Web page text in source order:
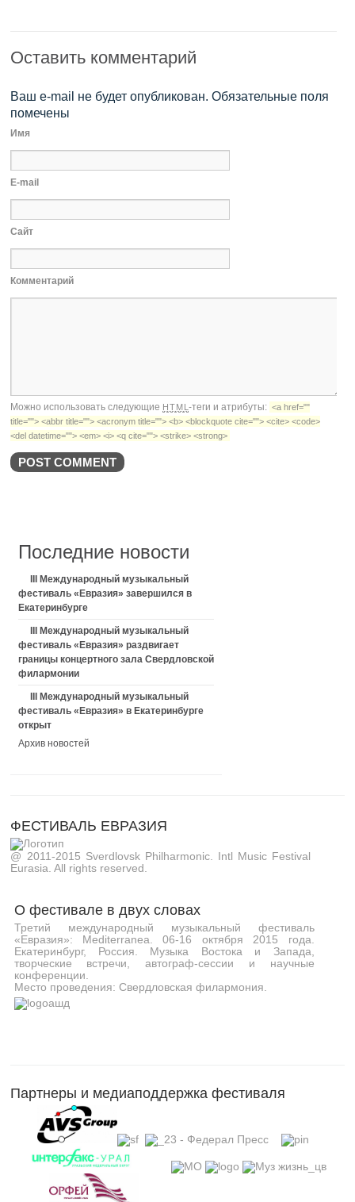
Оставить комментарий
Ваш e-mail не будет опубликован. Обязательные поля
помечены
Имя
E-mail
Сайт
Комментарий
Можно использовать следующие HTML-теги и атрибуты: <a href=""
title=""> <abbr title=""> <acronym title=""> <b> <blockquote cite=""> <cite> <code>
<del datetime=""> <em> <i> <q cite=""> <strike> <strong>
Последние новости
III Международный музыкальный
фестиваль «Евразия» завершился в
Екатеринбурге
III Международный музыкальный
фестиваль «Евразия» раздвигает
границы концертного зала Свердловской
филармонии
III Международный музыкальный
фестиваль «Евразия» в Екатеринбурге
открыт
Архив новостей
ФЕСТИВАЛЬ ЕВРАЗИЯ
@ 2011-2015 Sverdlovsk Philharmonic. Intl Music Festival
Eurasia. All rights reserved.
О фестивале в двух словах
Третий международный музыкальный фестиваль
«Евразия»: Mediterranea. 06-16 октября 2015 года.
Екатеринбург, Россия. Музыка Востока и Запада,
творческие встречи, автограф-сессии и научные
конференции.
Место проведения: Свердловская филармония.
Партнеры и медиаподдержка фестиваля